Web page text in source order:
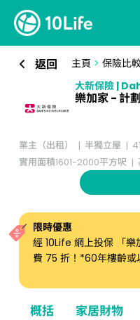
返回 主頁 > 保險比
大新保險 |
樂加家 - 計
業主（出租） 半獨立屋
實用面積1601-2000平方呎
概括 家居財物
限時優惠
經 10Life 網上投保 「
費 75 折！*60年樓齡或